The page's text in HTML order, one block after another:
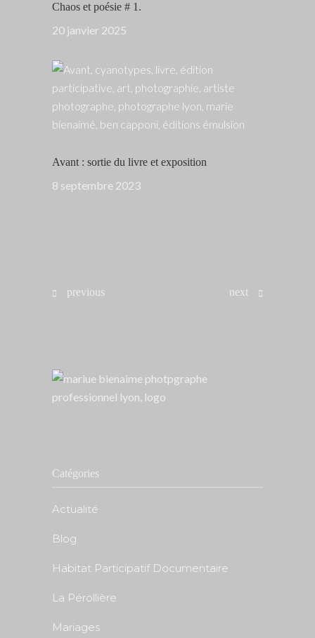
Chaos et poésie # 1.
20 janvier 2025
Avant : sortie du livre et exposition
8 septembre 2023
previous next
Catégories
Actualité
Blog
Habitat Participatif Documentaire
La Pérollière
Mariages